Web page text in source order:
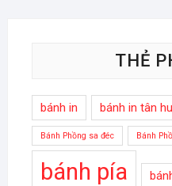
THẺ
bánh in bánh in tân
Bánh Phồng sa đéc Bánh
bánh pía